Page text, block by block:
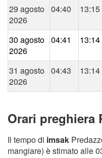
29 agosto
2026
04:40 13:15
30 agosto
2026
04:41 13:14
31 agosto
2026
04:43 13:14
Orari preghiera
Il tempo di imsak
mangiare) è stimato alle